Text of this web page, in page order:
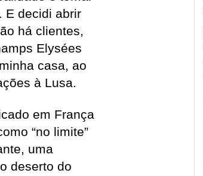
E decidi abrir
há clientes,
Elysées
casa, ao
à Lusa.
em França
“no limite”
uma
deserto do